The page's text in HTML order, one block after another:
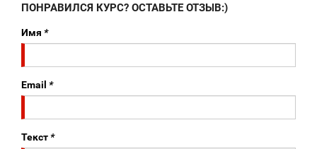
ПОНРАВИЛСЯ КУРС? ОСТАВЬТЕ ОТЗЫВ:)
Имя *
Email *
Текст*